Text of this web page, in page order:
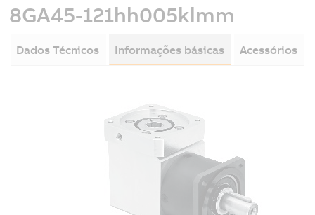
8GA45-121hh005klmm
Dados Técnicos Informações básicas Acessórios